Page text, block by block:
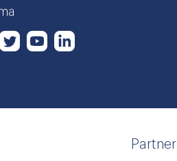
TwitterYoutube
Partner